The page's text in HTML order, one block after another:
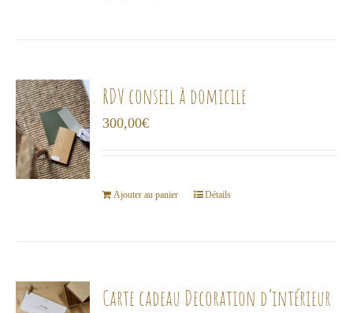
RDV conseil à domicile
300,00€
Ajouter au panier Détails
Carte cadeau Decoration d’intérieur